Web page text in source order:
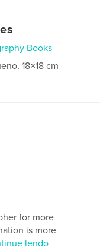
Books
18×18 cm
for more
is more
lendo